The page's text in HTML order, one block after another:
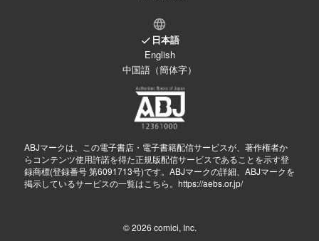
日本語
English
中国語（簡体字）
ABJマークは、この電子書店・電子書籍配信サービスが、著作権者か
らコンテンツ使用許諾を得た正規版配信サービスであることを示す登
録商標(登録番号 第6091713号)です。ABJマークの詳細、ABJマークを
掲示しているサービスの一覧はこちら。 https://aebs.or.jp/
© 2026 comici, Inc.